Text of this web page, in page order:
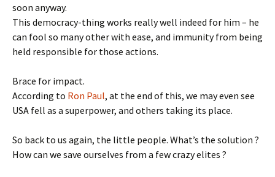
soon anyway.
This democracy-thing works really well indeed for him – he
can fool so many other with ease, and immunity from being
held responsible for those actions.
Brace for impact.
According to Ron Paul, at the end of this, we may even see
USA fell as a superpower, and others taking its place.
So back to us again, the little people. What’s the solution ?
How can we save ourselves from a few crazy elites ?